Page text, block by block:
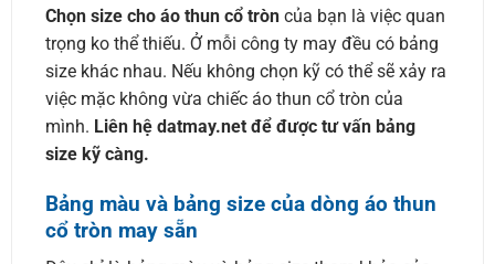
Chọn size cho áo thun cổ tròn của bạn là việc quan
trọng ko thể thiếu. Ở mỗi công ty may đều có bảng
size khác nhau. Nếu không chọn kỹ có thể sẽ xảy ra
việc mặc không vừa chiếc áo thun cổ tròn của
mình. Liên hệ datmay.net để được tư vấn bảng
size kỹ càng.
Bảng màu và bảng size của dòng áo thun
cổ tròn may sẵn